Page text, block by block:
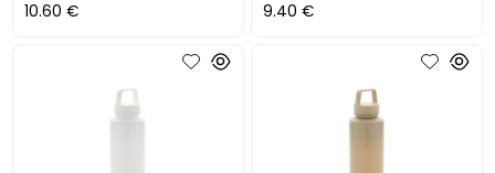
10.60 € 9.40 €